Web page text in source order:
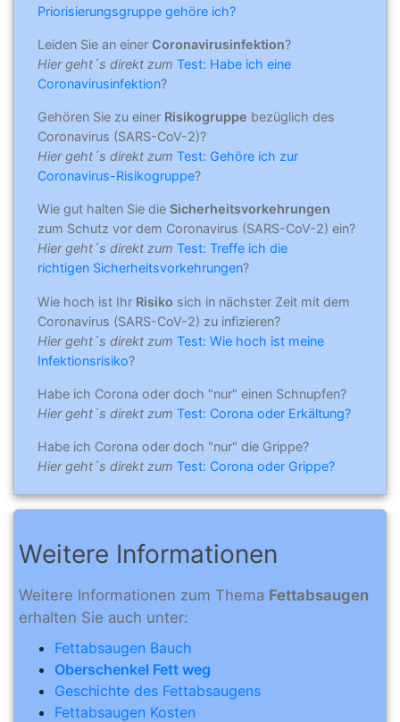
Priorisierungsgruppe gehöre ich?
Leiden Sie an einer Coronavirusinfektion?
Hier geht´s direkt zum Test: Habe ich eine
Coronavirusinfektion?
Gehören Sie zu einer Risikogruppe bezüglich des
Coronavirus (SARS-CoV-2)?
Hier geht´s direkt zum Test: Gehöre ich zur
Coronavirus-Risikogruppe?
Wie gut halten Sie die Sicherheitsvorkehrungen
zum Schutz vor dem Coronavirus (SARS-CoV-2) ein?
Hier geht´s direkt zum Test: Treffe ich die
richtigen Sicherheitsvorkehrungen?
Wie hoch ist Ihr Risiko sich in nächster Zeit mit dem
Coronavirus (SARS-CoV-2) zu infizieren?
Hier geht´s direkt zum Test: Wie hoch ist meine
Infektionsrisiko?
Habe ich Corona oder doch "nur" einen Schnupfen?
Hier geht´s direkt zum Test: Corona oder Erkältung?
Habe ich Corona oder doch "nur" die Grippe?
Hier geht´s direkt zum Test: Corona oder Grippe?
Weitere Informationen
Weitere Informationen zum Thema Fettabsaugen
erhalten Sie auch unter:
Fettabsaugen Bauch
Oberschenkel Fett weg
Geschichte des Fettabsaugens
Fettabsaugen Kosten